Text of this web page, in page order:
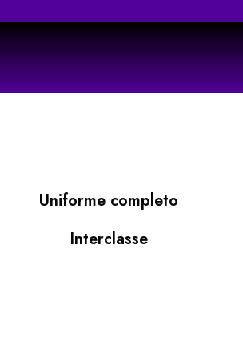
Uniforme completo
Interclasse